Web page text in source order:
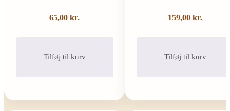
65,00 kr.
Tilføj til kurv
159,00 kr.
Tilføj til kurv